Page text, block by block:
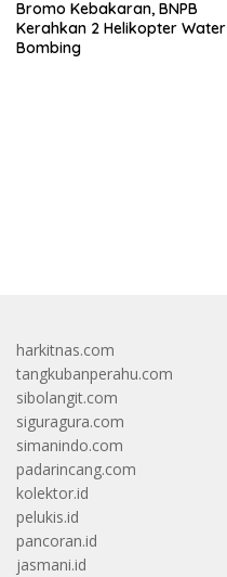
Bromo Kebakaran, BNPB
Kerahkan 2 Helikopter Water
Bombing
harkitnas.com
tangkubanperahu.com
sibolangit.com
siguragura.com
simanindo.com
padarincang.com
kolektor.id
pelukis.id
pancoran.id
jasmani.id